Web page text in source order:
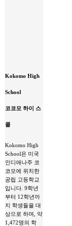
High
코
모
하
쿨
Kokomo High
School
코코모 하이 스
쿨
Kokomo High
School은 미국
인디애나주 코
코모에 위치한
공립 고등학교
입니다. 9학년
부터 12학년까
지 학생들을 대
상으로 하며, 약
1,472명의 학